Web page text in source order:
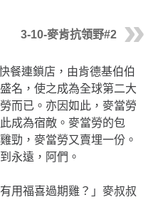
3-10-麥肯抗領野#2
餐連鎖店，由肯德基伯伯
名，使之成為全球第二大
而已。亦因如此，麥當勞
成為宿敵。麥當勞的包
勁，麥當勞又賣埋一份。
永遠，阿們。
用福喜過期雞？」麥叔叔